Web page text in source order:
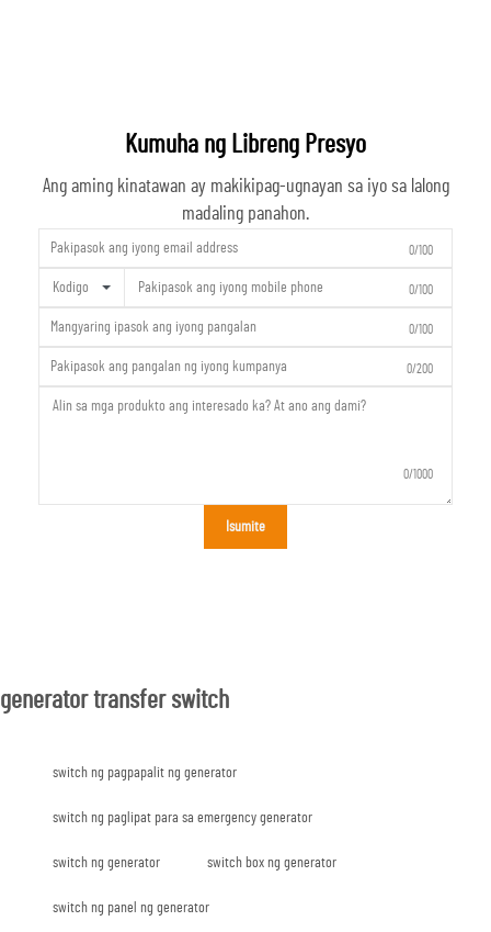
Kumuha ng Libreng Presyo
Ang aming kinatawan ay makikipag-ugnayan sa iyo sa lalong
madaling panahon.
0/100
Kodigo 0/100
0/100
0/200
0/1000
Isumite
generator transfer switch
switch ng pagpapalit ng generator
switch ng paglipat para sa emergency generator
switch ng generator switch box ng generator
switch ng panel ng generator